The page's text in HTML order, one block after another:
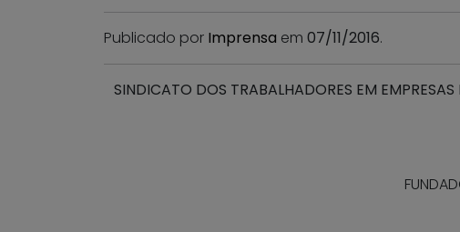
Publicado por Imprensa em 07/11/2016.
SINDICATO DOS TRABALHADORES EM